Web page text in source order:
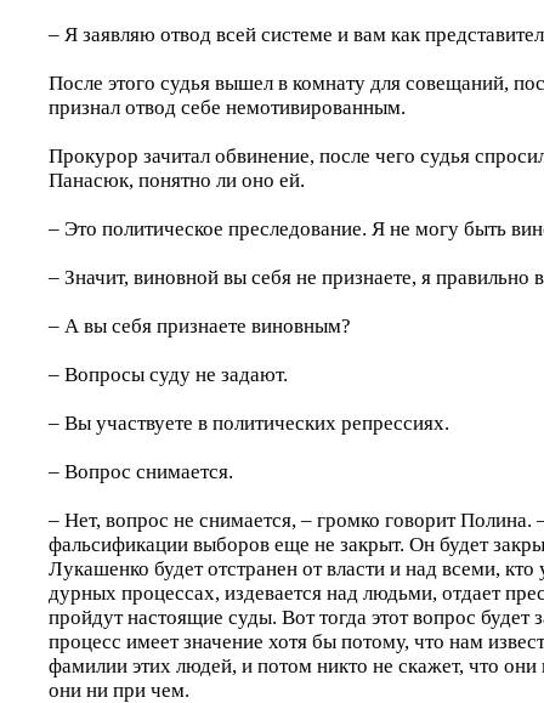
– Я заявляю отвод всей системе и вам как
После этого судья вышел в комнату для совещаний,
признал отвод себе немотивированным.
Прокурор зачитал обвинение, после чего судья
Панасюк, понятно ли оно ей.
– Это политическое преследование. Я не могу быть
– Значит, виновной вы себя не признаете, я правильно
– А вы себя признаете виновным?
– Вопросы суду не задают.
– Вы участвуете в политических репрессиях.
– Вопрос снимается.
– Нет, вопрос не снимается, – громко говорит Полина.
фальсификации выборов еще не закрыт. Он будет
Лукашенко будет отстранен от власти и над всеми, кто
дурных процессах, издевается над людьми, отдает
пройдут настоящие суды. Вот тогда этот вопрос будет
процесс имеет значение хотя бы потому, что нам
фамилии этих людей, и потом никто не скажет, что они
они ни при чем.